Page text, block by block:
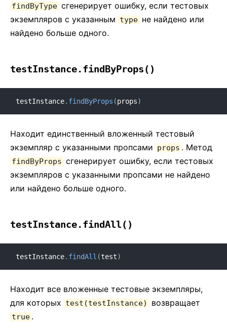
findByType сгенерирует ошибку, если тестовых
экземпляров с указанным type не найдено или
найдено больше одного.
testInstance.findByProps()
testInstance. findByProps (props)
Находит единственный вложенный тестовый
экземпляр с указанными пропсами props . Метод
findByProps сгенерирует ошибку, если тестовых
экземпляров с указанными пропсами не найдено
или найдено больше одного.
testInstance.findAll()
testInstance. findAll (test)
Находит все вложенные тестовые экземпляры,
для которых test(testInstance) возвращает
true .